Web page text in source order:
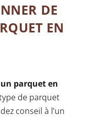
DE
EN
parquet en
de parquet
conseil à l’un